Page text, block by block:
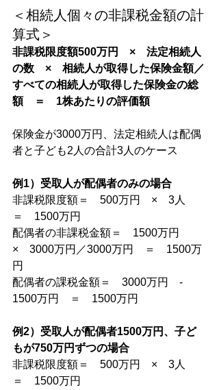
＜相続人個々の非課税金額の計
算式＞
非課税限度額500万円　×　法定相続人
の数　×　相続人が取得した保険金額／
すべての相続人が取得した保険金の総
額　＝　1株あたりの評価額
保険金が3000万円、法定相続人は配偶
者と子ども2人の合計3人のケース
例1）受取人が配偶者のみの場合
非課税限度額＝　500万円　×　3人
＝　1500万円
配偶者の非課税金額＝　1500万円
×　3000万円／3000万円　＝　1500万
円
配偶者の課税金額＝　3000万円　-
1500万円　＝　1500万円
例2）受取人が配偶者1500万円、子ど
もが750万円ずつの場合
非課税限度額＝　500万円　×　3人
＝　1500万円